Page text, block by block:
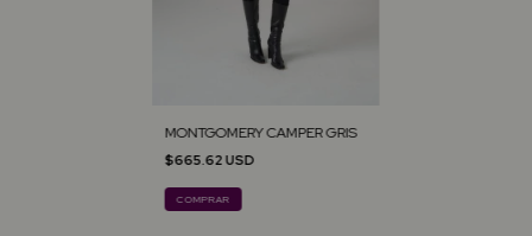
MONTGOMERY CAMPER GRIS
$665.62 USD
COMPRAR